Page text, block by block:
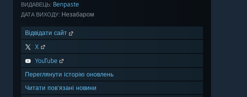
ВИДАВЕЦЬ: Benpaste
ДАТА ВИХОДУ: Незабаром
Відвідати сайт
X
YouTube
Переглянути історію оновлень
Читати пов’язані новини